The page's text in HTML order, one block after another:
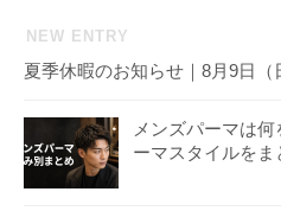
NEW ENTRY
夏季休暇のお知らせ｜8月9日（
メンズパーマは
ーマスタイルをま